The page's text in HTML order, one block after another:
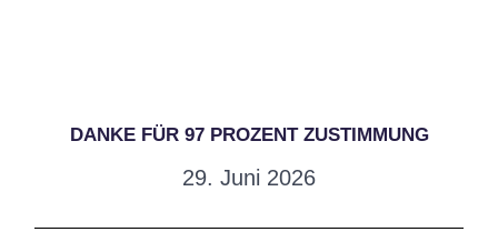
DANKE FÜR 97 PROZENT ZUSTIMMUNG
29. Juni 2026